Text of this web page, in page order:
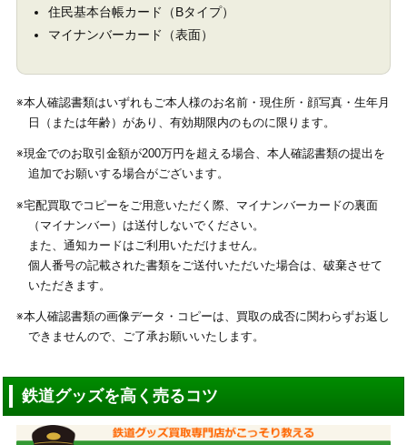
住民基本台帳カード（Bタイプ）
マイナンバーカード（表面）
※本人確認書類はいずれもご本人様のお名前・現住所・顔写真・生年月
日（または年齢）があり、有効期限内のものに限ります。
※現金でのお取引金額が200万円を超える場合、本人確認書類の提出を
追加でお願いする場合がございます。
※宅配買取でコピーをご用意いただく際、マイナンバーカードの裏面
（マイナンバー）は送付しないでください。
また、通知カードはご利用いただけません。
個人番号の記載された書類をご送付いただいた場合は、破棄させて
いただきます。
※本人確認書類の画像データ・コピーは、買取の成否に関わらずお返し
できませんので、ご了承お願いいたします。
鉄道グッズを高く売るコツ